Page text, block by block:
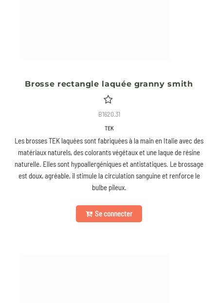
Brosse rectangle laquée granny smith
B1620.31
TEK
Les brosses TEK laquées sont fabriquées à la main en Italie avec des
matériaux naturels, des colorants végétaux et une laque de résine
naturelle. Elles sont hypoallergéniques et antistatiques. Le brossage
est doux, agréable, il stimule la circulation sanguine et renforce le
bulbe pileux.
Se connecter